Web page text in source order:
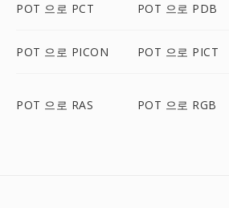
POT 으로 PCT POT 으로 PDB
POT 으로 PICON POT 으로 PICT
POT 으로 RAS POT 으로 RGB